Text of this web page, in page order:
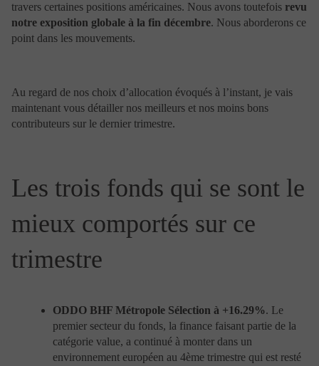
des serveurs d’autres domaines (images ou autres
contenus intégrés : vidéos YouTube, diaporamas
Flickr…). Ces sites peuvent déposer leurs propres
tierce pour analyser son audience. Cette société définit
alors son propre Cookie pour effectuer ce service.
Un site internet peut également utiliser un réseau tiers
de publicité pour diffuser de la publicité. Aucun service
2 – Différents types de Cookies utilisés sur le site
www.portzamparcgestion.fr
www.portzamparcgestion.fr n’ont pas pour objet
d’identifier les personnes connectées.
www.portzamparcgestion.fr s’engage à n’utiliser ces
informations issues de ces Cookies qu’à des fins de
des informations personnelles nominatives concernant
les personnes connectées au site
www.portzamparcgestion.fr.
Les Cookies strictement nécessaires ou facilitant la
communication en ligne : Il s’agit des Cookies utiles au
travers certaines positions américaines. Nous avons toutefois revu
notre exposition globale à la fin décembre. Nous aborderons ce
point dans les mouvements.
Au regard de nos choix d’allocation évoqués à l’instant, je vais
maintenant vous détailler nos meilleurs et nos moins bons
contributeurs sur le dernier trimestre.
Les trois fonds qui se sont le
mieux comportés sur ce
trimestre
ODDO BHF Métropole Sélection à +16.29%. Le
premier secteur du fonds, la finance faisant partie de la
catégorie value, a continué à monter dans un
environnement européen au 4ème trimestre qui est resté